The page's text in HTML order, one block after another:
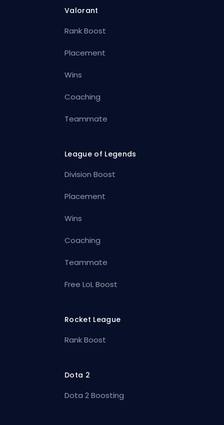
Valorant
Rank Boost
Placement
Wins
Coaching
Teammate
League of Legends
Division Boost
Placement
Wins
Coaching
Teammate
Free LoL Boost
Rocket League
Rank Boost
Dota 2
Dota 2 Boosting